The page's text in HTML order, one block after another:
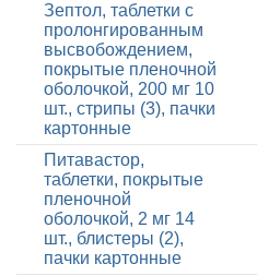
Зептол, таблетки с
пролонгированным
высвобождением,
покрытые пленочной
оболочкой, 200 мг 10
шт., стрипы (3), пачки
картонные
Питавастор,
таблетки, покрытые
пленочной
оболочкой, 2 мг 14
шт., блистеры (2),
пачки картонные